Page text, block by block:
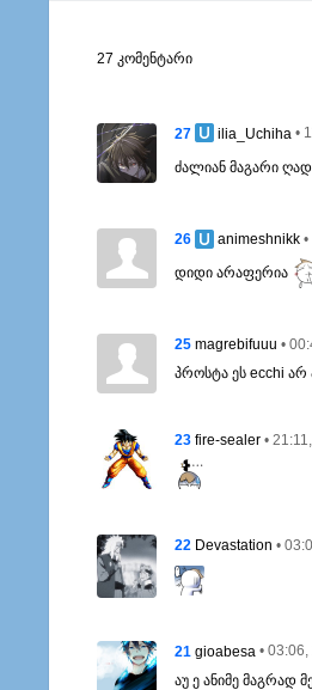
27 კომენტარი
27 ilia_Uchiha •
ძალიან მაგარი
26 animeshnikk
დიდი არაფერია
25 magrebifuuu •
პროსტა ეს ecchi არ
23 fire-sealer •
22 Devastation •
21 gioabesa •
აუ ე ანიმე მაგრად